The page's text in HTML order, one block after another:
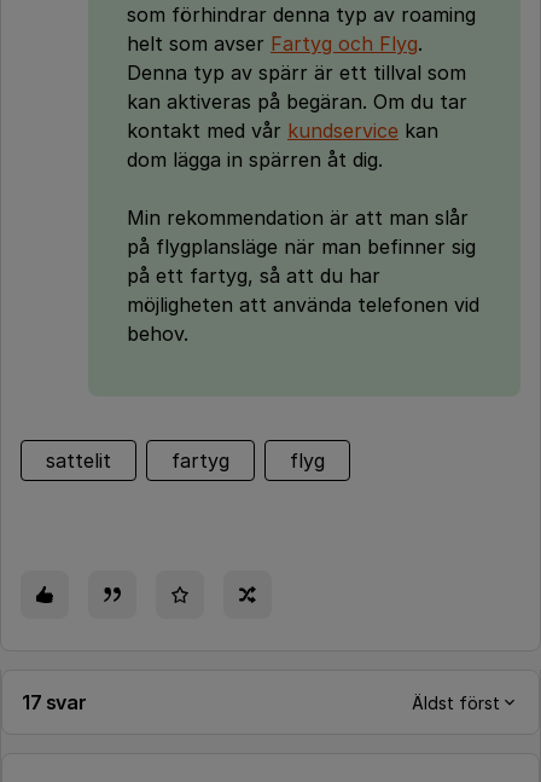
som förhindrar denna typ av roaming
helt som avser Fartyg och Flyg.
Denna typ av spärr är ett tillval som
kan aktiveras på begäran. Om du tar
kontakt med vår kundservice kan
dom lägga in spärren åt dig.
Min rekommendation är att man slår
på flygplansläge när man befinner sig
på ett fartyg, så att du har
möjligheten att använda telefonen vid
behov.
sattelit fartyg flyg
17 svar Äldst först